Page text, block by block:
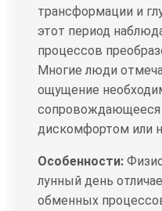
трансформации и
этот период
процессов
Многие люди
ощущение
дискомфортом или
Особенности:
лунный день
обменных